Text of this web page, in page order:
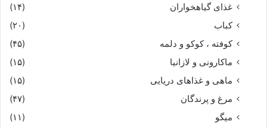
غذای گیاهخواران
(۱۴)
کباب
(۲۰)
کوفته ، کوکو و دلمه
(۴۵)
ماکارونی و لازانیا
(۱۵)
ماهی و غذاهای دریایی
(۱۵)
مرغ و پرندگان
(۴۷)
میگو
(۱۱)